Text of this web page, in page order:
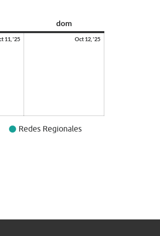
dom
11, '25 Oct 12, '25
Redes Regionales